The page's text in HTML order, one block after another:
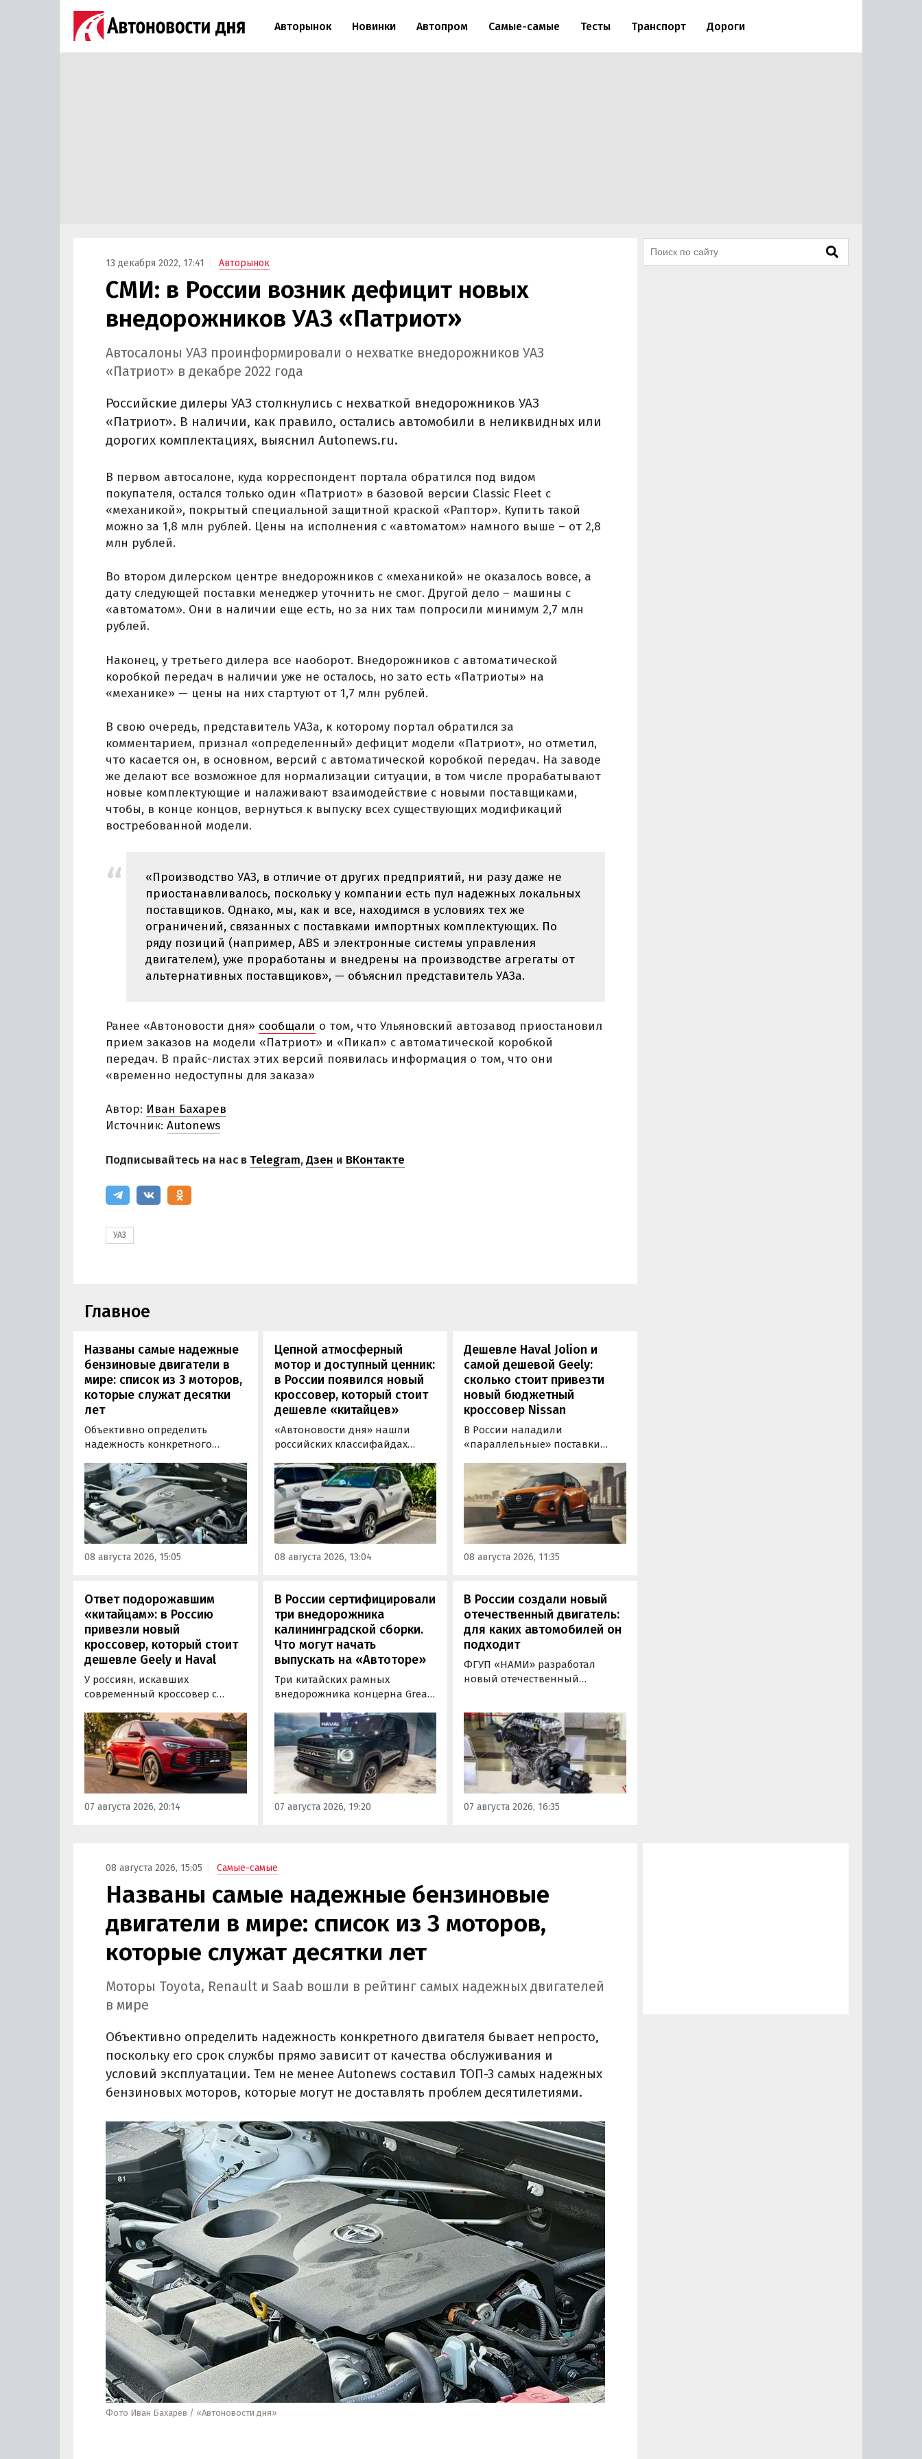
Авторынок Новинки Автопром Самые-самые Тесты Транспорт Дороги
13 декабря 2022, 17:41 Авторынок
СМИ: в России возник дефицит новых
внедорожников УАЗ «Патриот»
Автосалоны УАЗ проинформировали о нехватке внедорожников УАЗ
«Патриот» в декабре 2022 года
Российские дилеры УАЗ столкнулись с нехваткой внедорожников УАЗ
«Патриот». В наличии, как правило, остались автомобили в неликвидных или
дорогих комплектациях, выяснил Autonews.ru.
В первом автосалоне, куда корреспондент портала обратился под видом
покупателя, остался только один «Патриот» в базовой версии Classic Fleet с
«механикой», покрытый специальной защитной краской «Раптор». Купить такой
можно за 1,8 млн рублей. Цены на исполнения с «автоматом» намного выше – от 2,8
млн рублей.
Во втором дилерском центре внедорожников с «механикой» не оказалось вовсе, а
дату следующей поставки менеджер уточнить не смог. Другой дело – машины с
«автоматом». Они в наличии еще есть, но за них там попросили минимум 2,7 млн
рублей.
Наконец, у третьего дилера все наоборот. Внедорожников с автоматической
коробкой передач в наличии уже не осталось, но зато есть «Патриоты» на
«механике» — цены на них стартуют от 1,7 млн рублей.
В свою очередь, представитель УАЗа, к которому портал обратился за
комментарием, признал «определенный» дефицит модели «Патриот», но отметил,
что касается он, в основном, версий с автоматической коробкой передач. На заводе
же делают все возможное для нормализации ситуации, в том числе прорабатывают
новые комплектующие и налаживают взаимодействие с новыми поставщиками,
чтобы, в конце концов, вернуться к выпуску всех существующих модификаций
востребованной модели.
«Производство УАЗ, в отличие от других предприятий, ни разу даже не
приостанавливалось, поскольку у компании есть пул надежных локальных
поставщиков. Однако, мы, как и все, находимся в условиях тех же
ограничений, связанных с поставками импортных комплектующих. По
ряду позиций (например, ABS и электронные системы управления
двигателем), уже проработаны и внедрены на производстве агрегаты от
альтернативных поставщиков», — объяснил представитель УАЗа.
Ранее «Автоновости дня» сообщали о том, что Ульяновский автозавод приостановил
прием заказов на модели «Патриот» и «Пикап» с автоматической коробкой
передач. В прайс-листах этих версий появилась информация о том, что они
«временно недоступны для заказа»
Автор: Иван Бахарев
Источник: Autonews
Подписывайтесь на нас в Telegram,Дзен и ВКонтакте
УАЗ
Главное
Названы самые надежные
бензиновые двигатели в
мире: список из 3 моторов,
которые служат десятки
лет
Объективно определить
надежность конкретного
поскольку его срок службы
прямо зависит от качества
обслуживания и условий
эксплуатации. Тем не менее
Autonews составил ТОП-3 самых
надежных бензиновых
моторов, которые могут не
08 августа 2026, 15:05
Цепной атмосферный
мотор и доступный ценник:
в России появился новый
кроссовер, который стоит
дешевле «китайцев»
«Автоновости дня» нашли
российских классифайдах
поставке нового Kia Sonet. Это
кроссовер компактнее Seltos, а
возят его к нам в основном из
Китая, предлагая автомобили
уже с доставкой, растаможкой и
всеми документами для
постановки на учет в ГАИ.
08 августа 2026, 13:04
Дешевле Haval Jolion и
самой дешевой Geely:
сколько стоит привезти
новый бюджетный
кроссовер Nissan
В России наладили
«параллельные» поставки
Nissan Kicks, которые
официально продаются в
Китае, США, на Ближнем
Востоке и в Юго-Восточной
Азии. В основном к нам
попадают машины китайской
сборки, стоящие на одном из
«Автоновости дня».
08 августа 2026, 11:35
Ответ подорожавшим
«китайцам»: в Россию
привезли новый
кроссовер, который стоит
дешевле Geely и Haval
У россиян, искавших
современный кроссовер с
доступной цене, теперь есть
еще один вариант с китайского
рынка — MG ZS. В Китае он
стоит от 900 000 рублей по
текущему курсу, а в РФ с учетом
всех расходов за него нужно
отдать минимум 1 500 000
07 августа 2026, 20:14
В России сертифицировали
три внедорожника
калининградской сборки.
Что могут начать
выпускать на «Автоторе»
Три китайских рамных
внедорожника концерна Great
калининградском заводе
«Автотор». Речь о Haval H9,
Tank 400 и Tank 500, которые
успешно прошли
сертификацию и получили
Одобрения типа
транспортного средства (ОТТС).
07 августа 2026, 19:20
В России создали новый
отечественный двигатель:
для каких автомобилей он
подходит
ФГУП «НАМИ» разработал
новый отечественный
получивший индекс 414320.
Корреспонденту
«Автоновостей дня» удалось
лично ознакомиться с
новинкой на выставке
«Иннопром» в Екатеринбурге.
07 августа 2026, 16:35
08 августа 2026, 15:05 Самые-самые
Названы самые надежные бензиновые
двигатели в мире: список из 3 моторов,
которые служат десятки лет
Моторы Toyota, Renault и Saab вошли в рейтинг самых надежных двигателей
в мире
Объективно определить надежность конкретного двигателя бывает непросто,
поскольку его срок службы прямо зависит от качества обслуживания и
условий эксплуатации. Тем не менее Autonews составил ТОП-3 самых надежных
бензиновых моторов, которые могут не доставлять проблем десятилетиями.
Фото Иван Бахарев / «Автоновости дня»